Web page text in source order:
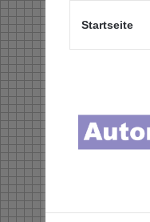
Startseite